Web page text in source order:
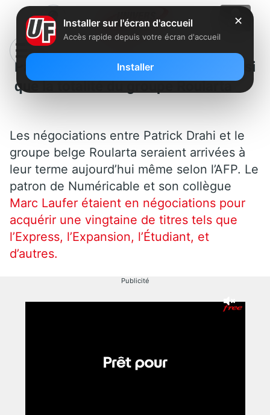
Patrick Drahi rachète L’Express, ainsi
que la totalité du groupe Roularta
Les négociations entre Patrick Drahi et le
groupe belge Roularta seraient arrivées à
leur terme aujourd’hui même selon l’AFP. Le
patron de Numéricable et son collègue
Marc Laufer étaient en négociations pour
acquérir une vingtaine de titres tels que
l’Express, l’Expansion, l’Étudiant, et
d’autres.
Publicité
✕
Installer sur l'écran d'accueil
Accès rapide depuis votre écran d'accueil
Installer